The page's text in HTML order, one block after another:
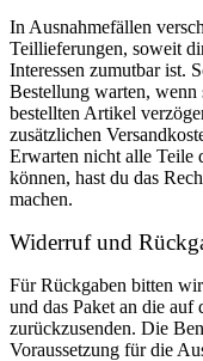
In Ausnahmefällen
Teillieferungen, soweit
Interessen zumutbar ist.
Bestellung warten,
bestellten Artikel
zusätzlichen
Erwarten nicht alle Teile
können, hast du das
machen.
Widerruf und
Für Rückgaben bitten
und das Paket an die auf
zurückzusenden. Die
Voraussetzung für die